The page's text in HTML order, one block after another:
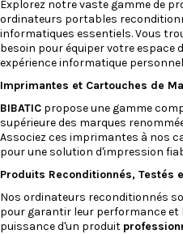
Explorez notre vaste gamme de
ordinateurs portables
informatiques essentiels. Vous
besoin pour équiper votre espace
expérience informatique
Imprimantes et Cartouches de
BIBATIC propose une gamme
supérieure des marques
Associez ces imprimantes à nos
pour une solution d'impression
Produits Reconditionnés, Testés
Nos ordinateurs reconditionnés
pour garantir leur performance et
puissance d'un produit